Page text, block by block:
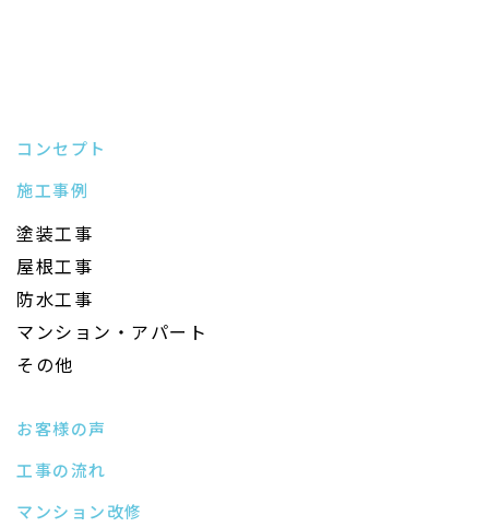
コンセプト
施工事例
塗装工事
屋根工事
防水工事
マンション・アパート
その他
お客様の声
工事の流れ
マンション改修